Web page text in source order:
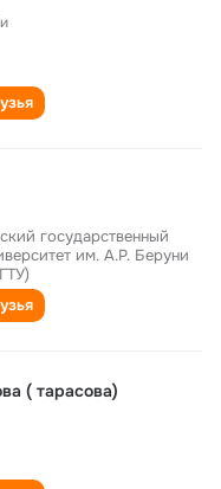
государственный
им. А.Р. Беруни
( тарасова)